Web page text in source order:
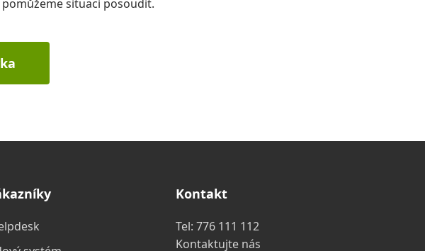
situaci posoudit.
Kontakt
Tel: 776 111 112
Kontaktujte nás